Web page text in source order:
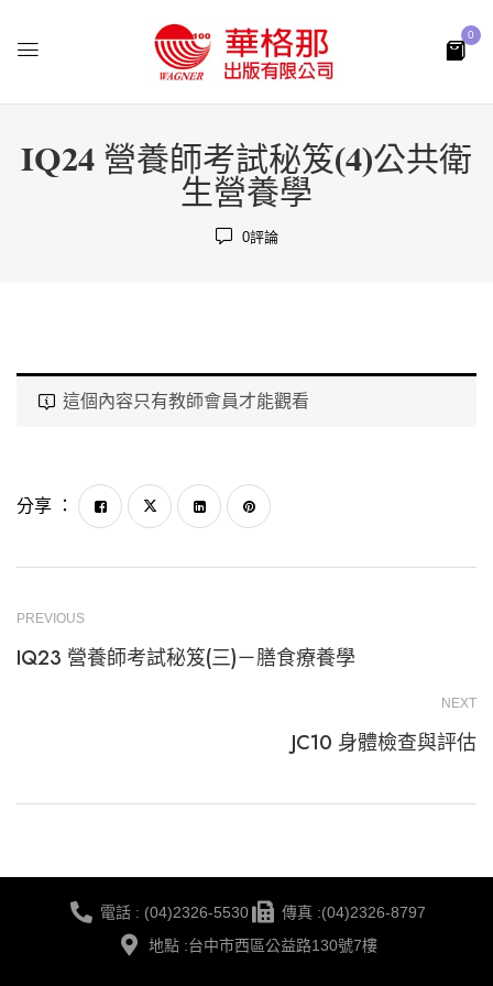
0
IQ24 營養師考試秘笈(4)公共衛
生營養學
0評論
這個內容只有教師會員才能觀看
分享 ：
PREVIOUS
IQ23 營養師考試秘笈(三)－膳食療養學
NEXT
JC10 身體檢查與評估
電話 : (04)2326-5530
傳真 :(04)2326-8797
地點 :台中市西區公益路130號7樓